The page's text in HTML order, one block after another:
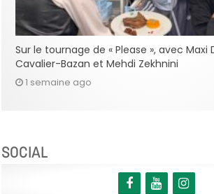
Sur le tournage de « Please », avec Maxi
Cavalier-Bazan et Mehdi Zekhnini
1 semaine ago
SOCIAL